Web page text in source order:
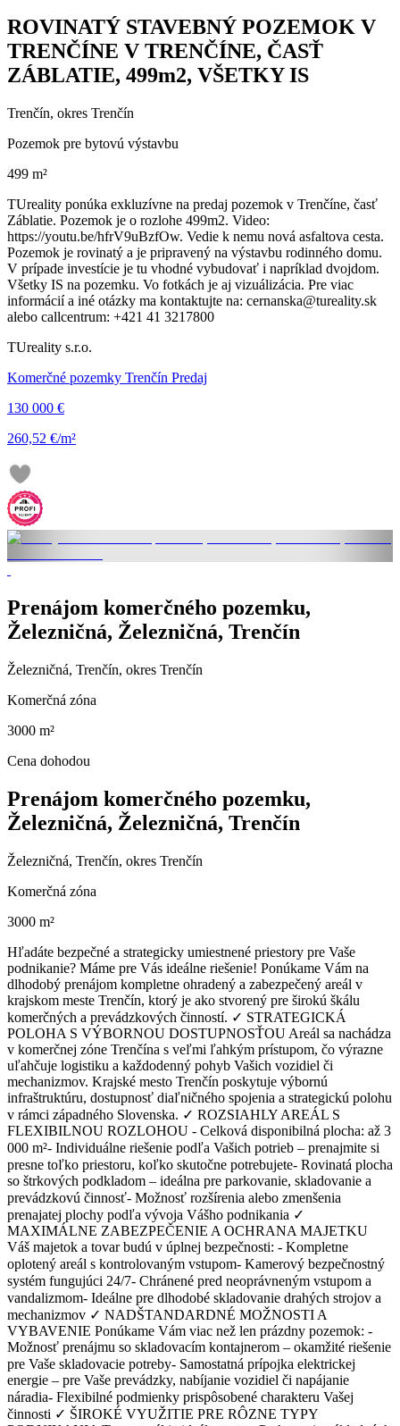
ROVINATÝ STAVEBNÝ POZEMOK V
TRENČÍNE V TRENČÍNE, ČASŤ
ZÁBLATIE, 499m2, VŠETKY IS
Trenčín, okres Trenčín
Pozemok pre bytovú výstavbu
499 m²
TUreality ponúka exkluzívne na predaj pozemok v Trenčíne, časť
Záblatie. Pozemok je o rozlohe 499m2. Video:
https://youtu.be/hfrV9uBzfOw. Vedie k nemu nová asfaltova cesta.
Pozemok je rovinatý a je pripravený na výstavbu rodinného domu.
V prípade investície je tu vhodné vybudovať i napríklad dvojdom.
Všetky IS na pozemku. Vo fotkách je aj vizuálizácia. Pre viac
informácií a iné otázky ma kontaktujte na: cernanska@tureality.sk
alebo callcentrum: +421 41 3217800
TUreality s.r.o.
Komerčné pozemky Trenčín Predaj
130 000 €
260,52 €/m²
Prenájom komerčného pozemku,
Železničná, Železničná, Trenčín
Železničná, Trenčín, okres Trenčín
Komerčná zóna
3000 m²
Cena dohodou
Prenájom komerčného pozemku,
Železničná, Železničná, Trenčín
Železničná, Trenčín, okres Trenčín
Komerčná zóna
3000 m²
Hľadáte bezpečné a strategicky umiestnené priestory pre Vaše
podnikanie? Máme pre Vás ideálne riešenie! Ponúkame Vám na
dlhodobý prenájom kompletne ohradený a zabezpečený areál v
krajskom meste Trenčín, ktorý je ako stvorený pre širokú škálu
komerčných a prevádzkových činností. ✓ STRATEGICKÁ
POLOHA S VÝBORNOU DOSTUPNOSŤOU Areál sa nachádza
v komerčnej zóne Trenčína s veľmi ľahkým prístupom, čo výrazne
uľahčuje logistiku a každodenný pohyb Vašich vozidiel či
mechanizmov. Krajské mesto Trenčín poskytuje výbornú
infraštruktúru, dostupnosť diaľničného spojenia a strategickú polohu
v rámci západného Slovenska. ✓ ROZSIAHLY AREÁL S
FLEXIBILNOU ROZLOHOU - Celková disponibilná plocha: až 3
000 m² - Individuálne riešenie podľa Vašich potrieb – prenajmite si
presne toľko priestoru, koľko skutočne potrebujete - Rovinatá plocha
so štrkových podkladom – ideálna pre parkovanie, skladovanie a
prevádzkovú činnosť - Možnosť rozšírenia alebo zmenšenia
prenajatej plochy podľa vývoja Vášho podnikania ✓
MAXIMÁLNE ZABEZPEČENIE A OCHRANA MAJETKU
Váš majetok a tovar budú v úplnej bezpečnosti: - Kompletne
oplotený areál s kontrolovaným vstupom - Kamerový bezpečnostný
systém fungujúci 24/7 - Chránené pred neoprávneným vstupom a
vandalizmom - Ideálne pre dlhodobé skladovanie drahých strojov a
mechanizmov ✓ NADŠTANDARDNÉ MOŽNOSTI A
VYBAVENIE Ponúkame Vám viac než len prázdny pozemok: -
Možnosť prenájmu so skladovacím kontajnerom – okamžité riešenie
pre Vaše skladovacie potreby - Samostatná prípojka elektrickej
energie – pre Vaše prevádzky, nabíjanie vozidiel či napájanie
náradia - Flexibilné podmienky prispôsobené charakteru Vašej
činnosti ✓ ŠIROKÉ VYUŽITIE PRE RÔZNE TYPY